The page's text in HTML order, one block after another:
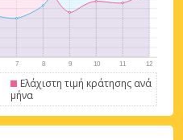
με eLink
Ελάχιστη τιμή κράτησης ανά
μήνα